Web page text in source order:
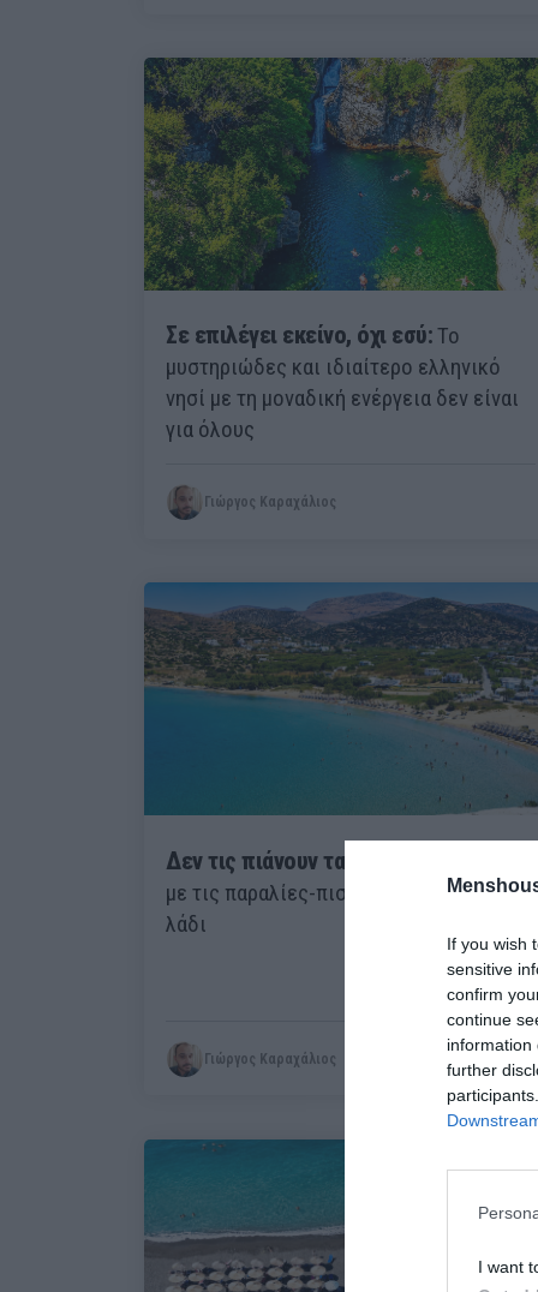
If you wish
sensitive
confirm
continue
information
further
I want
Σε επιλέγει εκείνο, όχι εσύ:Το
μυστηριώδες και ιδιαίτερο ελληνικό
νησί με τη μοναδική ενέργεια δεν είναι
για όλους
Γιώργος Καραχάλιος
Δεν τις πιάνουν τα μελτέμια:
με τις παραλίες-πισίνα που είναι πάντα
λάδι
Γιώργος Καραχάλιος